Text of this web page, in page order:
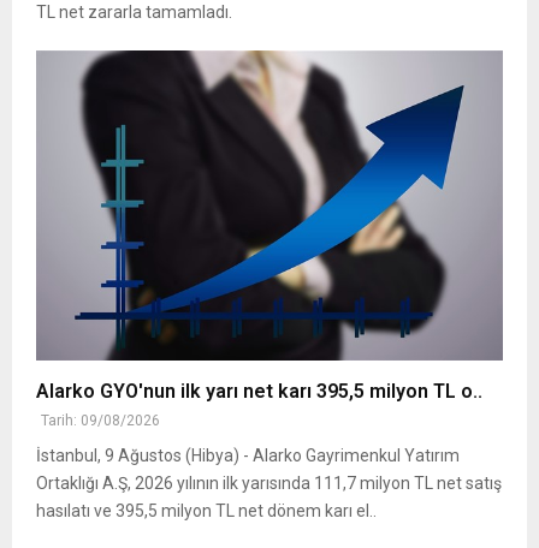
TL net zararla tamamladı.
Alarko GYO'nun ilk yarı net karı 395,5 milyon TL o..
Tarih: 09/08/2026
İstanbul, 9 Ağustos (Hibya) - Alarko Gayrimenkul Yatırım
Ortaklığı A.Ş, 2026 yılının ilk yarısında 111,7 milyon TL net satış
hasılatı ve 395,5 milyon TL net dönem karı el..